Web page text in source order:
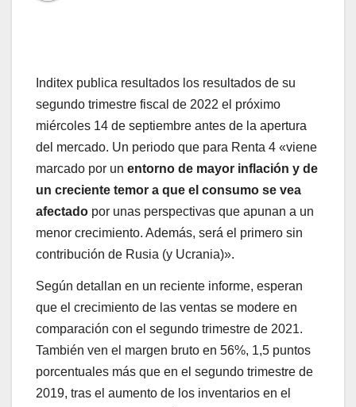
Inditex publica resultados los resultados de su
segundo trimestre fiscal de 2022 el próximo
miércoles 14 de septiembre antes de la apertura
del mercado. Un periodo que para Renta 4 «viene
marcado por un entorno de mayor inflación y de
un creciente temor a que el consumo se vea
afectado por unas perspectivas que apunan a un
menor crecimiento. Además, será el primero sin
contribución de Rusia (y Ucrania)».
Según detallan en un reciente informe, esperan
que el crecimiento de las ventas se modere en
comparación con el segundo trimestre de 2021.
También ven el margen bruto en 56%, 1,5 puntos
porcentuales más que en el segundo trimestre de
2019, tras el aumento de los inventarios en el